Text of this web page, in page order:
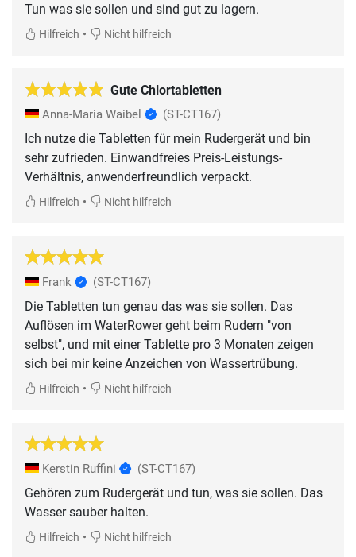
Tun was sie sollen und sind gut zu lagern.
Hilfreich • Nicht hilfreich
Gute Chlortabletten
Anna-Maria Waibel (ST-CT167)
Ich nutze die Tabletten für mein Rudergerät und bin
sehr zufrieden. Einwandfreies Preis-Leistungs-
Verhältnis, anwenderfreundlich verpackt.
Hilfreich • Nicht hilfreich
Frank (ST-CT167)
Die Tabletten tun genau das was sie sollen. Das
Auflösen im WaterRower geht beim Rudern "von
selbst", und mit einer Tablette pro 3 Monaten zeigen
sich bei mir keine Anzeichen von Wassertrübung.
Hilfreich • Nicht hilfreich
Kerstin Ruffini (ST-CT167)
Gehören zum Rudergerät und tun, was sie sollen. Das
Wasser sauber halten.
Hilfreich • Nicht hilfreich